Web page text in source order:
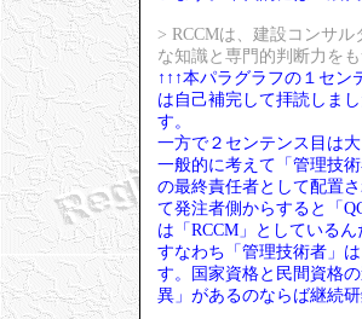
> RCCMは、建設コンサ
な知識と専門的判断力を
↑↑↑本パラグラフの１セ
は自己補完して拝読しま
す。
一方で２センテンス目は
一般的に考えて「管理技
の最終責任者として配置
て発注者側からすると「
は「RCCM」としている
すなわち「管理技術者」
す。国家資格と民間資格
異」があるのならば継続